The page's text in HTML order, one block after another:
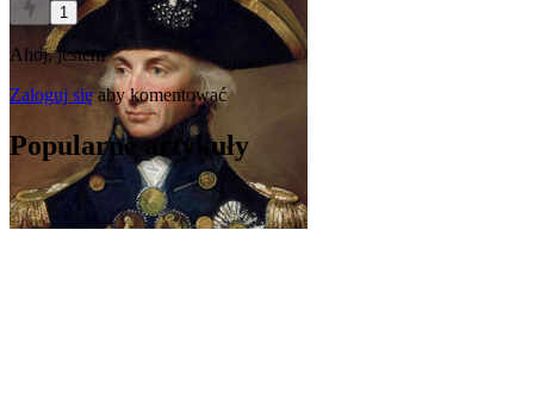
1
Ahoj, jestem
Zaloguj sięaby komentować
Popularne artykuły